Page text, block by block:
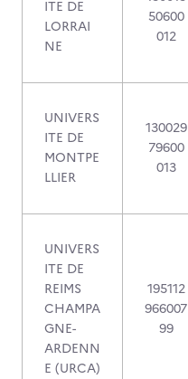
ITE DE
LORRAI
NE
50600
012
UNIVERS
ITE DE
MONTPE
LLIER
130029
79600
013
UNIVERS
ITE DE
REIMS
CHAMPA
GNE-
ARDENN
E (URCA)
195112
966007
99